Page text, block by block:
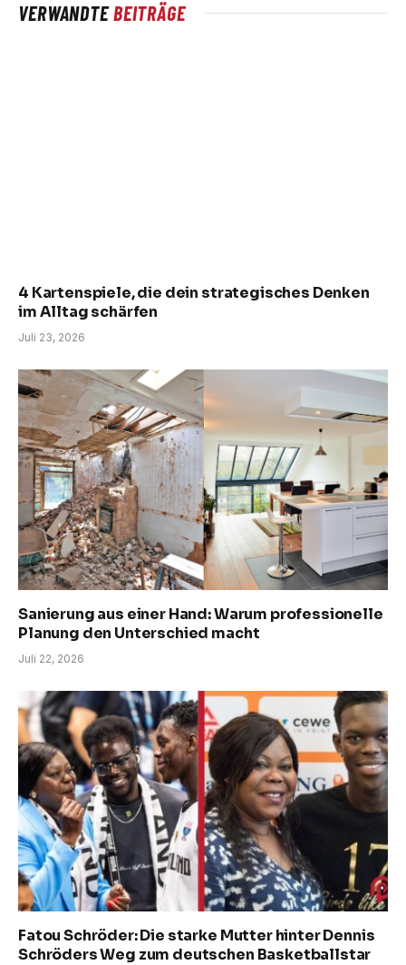
VERWANDTEBEITRÄGE
4 Kartenspiele, die dein strategisches Denken
im Alltag schärfen
Juli 23, 2026
Sanierung aus einer Hand: Warum professionelle
Planung den Unterschied macht
Juli 22, 2026
Fatou Schröder: Die starke Mutter hinter Dennis
Schröders Weg zum deutschen Basketballstar